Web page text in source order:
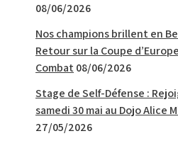
08/06/2026
Nos champions brillent en
Retour sur la Coupe
Combat 08/06/2026
Stage de Self-Défense :
samedi 30 mai au Dojo Alice
27/05/2026